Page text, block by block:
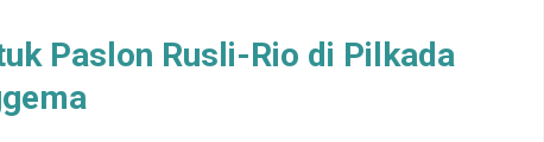
Paslon Rusli-Rio di Pilkada